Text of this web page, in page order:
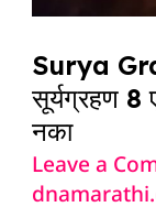
Surya
सूर्यग्रहण 8
नका
Leave a
8
‘या’
गोष्टी
चुकूनही
करू